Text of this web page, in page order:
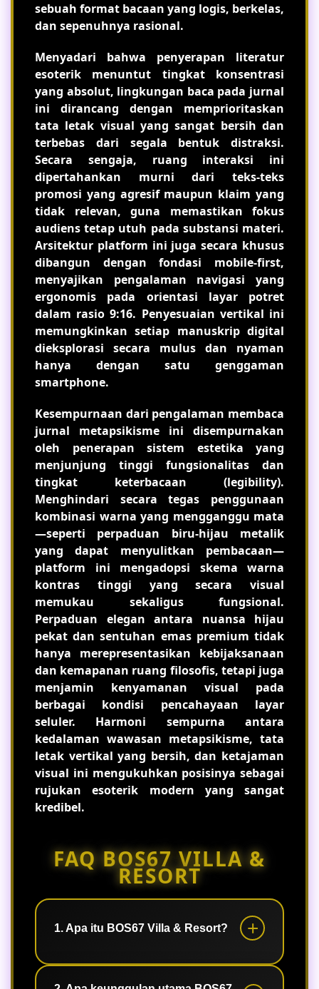
sebuah format bacaan yang logis, berkelas,
dan sepenuhnya rasional.
Menyadari bahwa penyerapan literatur
esoterik menuntut tingkat konsentrasi
yang absolut, lingkungan baca pada jurnal
ini dirancang dengan memprioritaskan
tata letak visual yang sangat bersih dan
terbebas dari segala bentuk distraksi.
Secara sengaja, ruang interaksi ini
dipertahankan murni dari teks-teks
promosi yang agresif maupun klaim yang
tidak relevan, guna memastikan fokus
audiens tetap utuh pada substansi materi.
Arsitektur platform ini juga secara khusus
dibangun dengan fondasi mobile-first,
menyajikan pengalaman navigasi yang
ergonomis pada orientasi layar potret
dalam rasio 9:16. Penyesuaian vertikal ini
memungkinkan setiap manuskrip digital
dieksplorasi secara mulus dan nyaman
hanya dengan satu genggaman
smartphone.
Kesempurnaan dari pengalaman membaca
jurnal metapsikisme ini disempurnakan
oleh penerapan sistem estetika yang
menjunjung tinggi fungsionalitas dan
tingkat keterbacaan (legibility).
Menghindari secara tegas penggunaan
kombinasi warna yang mengganggu mata
—seperti perpaduan biru-hijau metalik
yang dapat menyulitkan pembacaan—
platform ini mengadopsi skema warna
kontras tinggi yang secara visual
memukau sekaligus fungsional.
Perpaduan elegan antara nuansa hijau
pekat dan sentuhan emas premium tidak
hanya merepresentasikan kebijaksanaan
dan kemapanan ruang filosofis, tetapi juga
menjamin kenyamanan visual pada
berbagai kondisi pencahayaan layar
seluler. Harmoni sempurna antara
kedalaman wawasan metapsikisme, tata
letak vertikal yang bersih, dan ketajaman
visual ini mengukuhkan posisinya sebagai
rujukan esoterik modern yang sangat
kredibel.
FAQ BOS67 VILLA &
RESORT
1. Apa itu BOS67 Villa & Resort?